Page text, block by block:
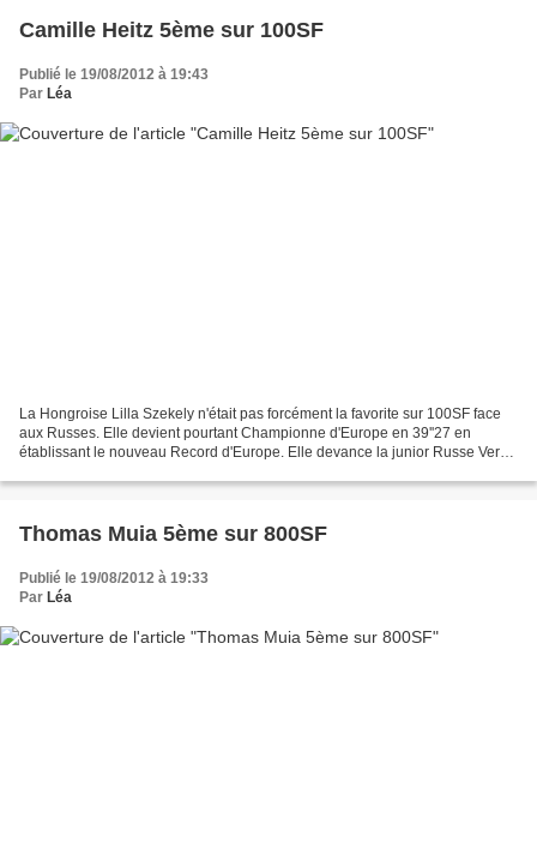
Camille Heitz 5ème sur 100SF
Publié le 19/08/2012 à 19:43
Par Léa
La Hongroise Lilla Szekely n'était pas forcément la favorite sur 100SF face
aux Russes. Elle devient pourtant Championne d'Europe en 39''27 en
établissant le nouveau Record d'Europe. Elle devance la junior Russe Vera
Thomas Muia 5ème sur 800SF
Publié le 19/08/2012 à 19:33
Par Léa